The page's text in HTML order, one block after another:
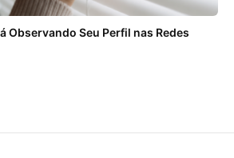
Observando Seu Perfil nas Redes